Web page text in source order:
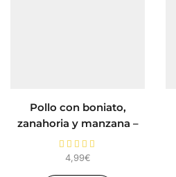
Pollo con boniato,
zanahoria y manzana –
Alimento Completo para
perros FIDELIS
4,99€